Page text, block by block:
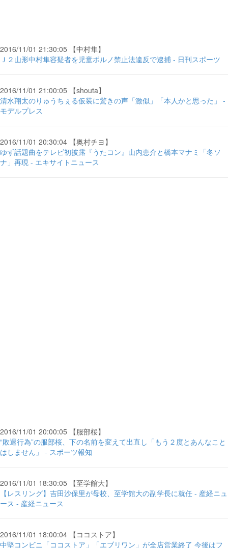
2016/11/01 21:30:05 【中村隼】
Ｊ２山形中村隼容疑者を児童ポルノ禁止法違反で逮捕 - 日刊スポーツ
2016/11/01 21:00:05 【shouta】
清水翔太のりゅうちぇる仮装に驚きの声「激似」「本人かと思った」 -
モデルプレス
2016/11/01 20:30:04 【奥村チヨ】
ゆず話題曲をテレビ初披露『うたコン』山内恵介と橋本マナミ「冬ソ
ナ」再現 - エキサイトニュース
2016/11/01 20:00:05 【服部桜】
“敗退行為”の服部桜、下の名前を変えて出直し「もう２度とあんなこと
はしません」 - スポーツ報知
2016/11/01 18:30:05 【至学館大】
【レスリング】吉田沙保里が母校、至学館大の副学長に就任 - 産経ニュ
ース - 産経ニュース
2016/11/01 18:00:04 【ココストア】
中堅コンビニ「ココストア」「エブリワン」が全店営業終了 今後はフ